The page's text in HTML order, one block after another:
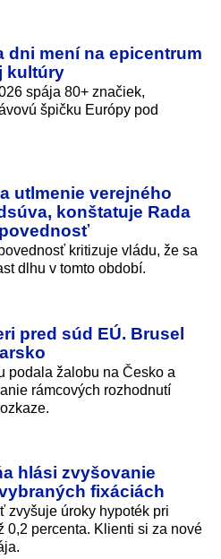
dni mení na epicentrum
kultúry
spája 80+ značiek,
špičku Európy pod
utlmenie verejného
konštatuje Rada
kritizuje vládu, že sa
dlhu v tomto období.
pred súd EÚ. Brusel
podala žalobu na Česko a
rámcových rozhodnutí
hlási zvyšovanie
fixáciách
zvyšuje úroky hypoték pri
0,2 percenta. Klienti si za nové